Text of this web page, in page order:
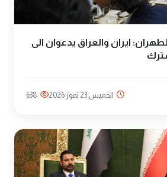
ايران والعراق يدعوان الى
الخميس 23 تموز 2026 638